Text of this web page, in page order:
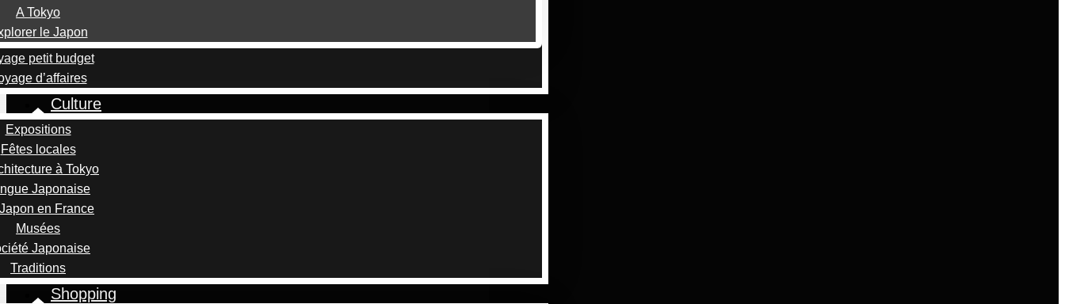
A Tokyo
le Japon
petit budget
d’affaires
Culture
Expositions
Fêtes locales
à Tokyo
Japonaise
en France
Musées
Japonaise
Traditions
Shopping